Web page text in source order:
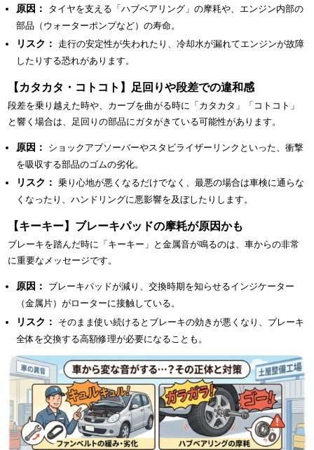
原因：
タイヤを支える「ハブベアリング」の摩耗や、エンジン内部の
部品（ウォーターポンプなど）の寿命。
リスク：
走行の安定性が失われたり、冷却水が漏れてエンジンが故障
したりする恐れがあります。
【カタカタ・コトコト】足回りや段差での違和感
段差を乗り越えた時や、カーブを曲がる時に「カタカタ」「コトコト」
と響く場合は、足回りの部品にガタがきている可能性があります。
原因：
ショックアブソーバーやスタビライザーリンクといった、衝撃
を吸収する部品のゴムの劣化。
リスク： 乗り心地が悪くなるだけでなく、最悪の場合は車検に通らな
くなったり、ハンドリングに悪影響を及ぼしたりします。
【キーキー】ブレーキパッドの摩耗が原因かも
ブレーキを踏んだ時に「キーキー」と金属音が鳴るのは、車からの非常
に重要なメッセージです。
原因：
ブレーキパッドが減り、交換時期を知らせるインジケーター
（金属片）がローターに接触している。
リスク：
そのまま使い続けるとブレーキの効きが悪くなり、ブレーキ
全体を交換する高額修理が必要になることも。